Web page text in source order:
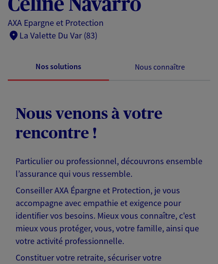
Celine Navarro
AXA Epargne et Protection
La Valette Du Var (83)
Nos solutions Nous connaître
Nous venons à votre
rencontre !
Particulier ou professionnel, découvrons ensemble
l’assurance qui vous ressemble.
Conseiller AXA Épargne et Protection, je vous
accompagne avec empathie et exigence pour
identifier vos besoins. Mieux vous connaître, c'est
mieux vous protéger, vous, votre famille, ainsi que
votre activité professionnelle.
Constituer votre retraite, sécuriser votre